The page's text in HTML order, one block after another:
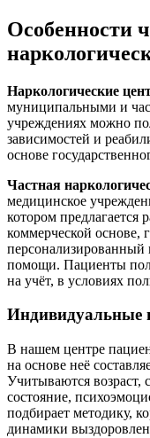
Особенности
Наркологические
муниципальными и
учреждениях можно
зависимостей и
основе
Частная
медицинское
котором предлагается
коммерческой основе,
персонализированный
помощи. Пациенты
на учёт, в условиях
Индивидуальные
В нашем центре
на основе неё
Учитываются возраст,
состояние,
подбирает методику,
динамики